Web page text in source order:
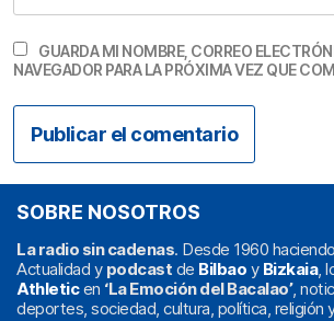
GUARDA MI NOMBRE, CORREO
NAVEGADOR PARA LA PRÓXIMA VEZ QUE
SOBRE NOSOTROS
La radio sin cadenas. Desde 1960
Actualidad y podcast de Bilbao y Bizkaia,
Athleticen ‘La Emoción del Bacalao’,
deportes, sociedad, cultura, política, religión